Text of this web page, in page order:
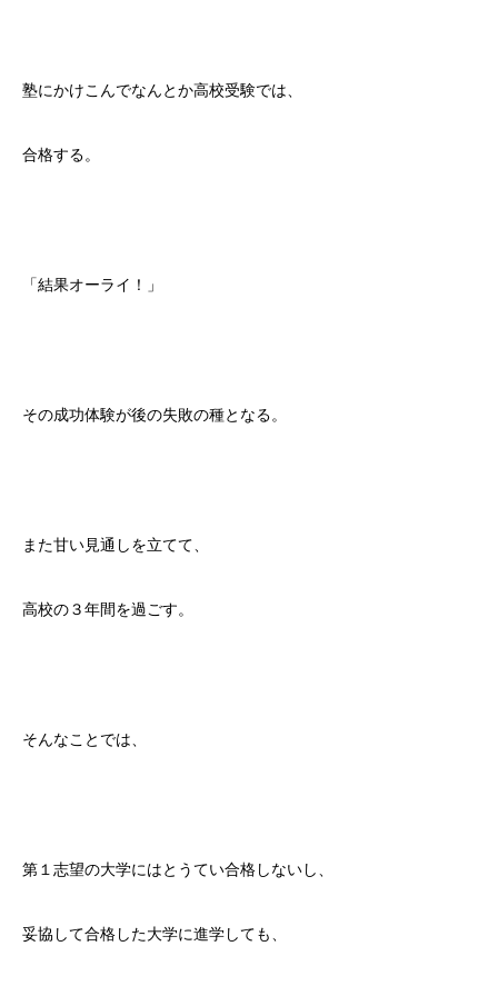
塾にかけこんでなんとか高校受験では、
合格する。
「結果オーライ！」
その成功体験が後の失敗の種となる。
また甘い見通しを立てて、
高校の３年間を過ごす。
そんなことでは、
第１志望の大学にはとうてい合格しないし、
妥協して合格した大学に進学しても、